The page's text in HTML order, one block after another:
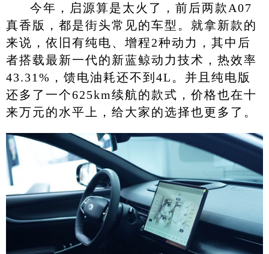
今年，启源算是太火了，前后两款A07
真香版，都是街头常见的车型。就拿新款的
来说，依旧有纯电、增程2种动力，其中后
者搭载最新一代的新蓝鲸动力技术，热效率
43.31%，馈电油耗还不到4L。并且纯电版
还多了一个625km续航的款式，价格也在十
来万元的水平上，给大家的选择也更多了。